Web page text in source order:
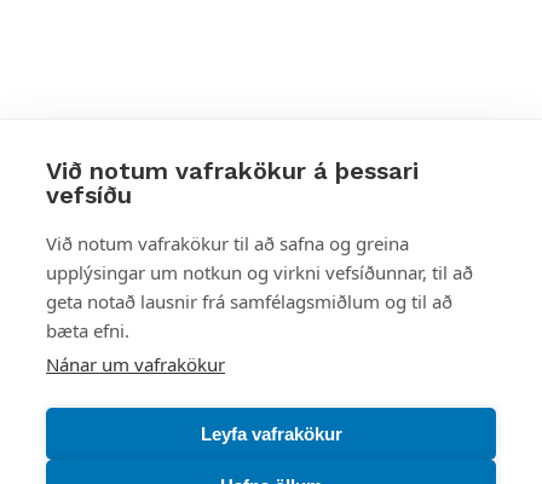
Við notum vafrakökur á þessari
vefsíðu
Við notum vafrakökur til að safna og greina
upplýsingar um notkun og virkni vefsíðunnar, til að
geta notað lausnir frá samfélagsmiðlum og til að
bæta efni.
Nánar um vafrakökur
Leyfa vafrakökur
Styttu þér leið
Mest skoðað
Starfsstöðvar